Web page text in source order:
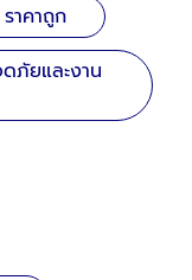
าคาถูก
ภัยและงาน